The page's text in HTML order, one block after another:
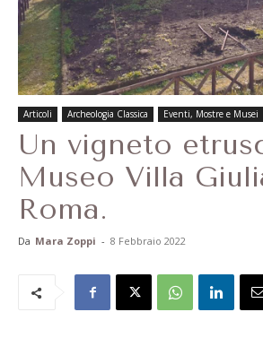
Articoli Archeologia Classica Eventi, Mostre e Musei
Un vigneto
Museo Villa
Roma.
Da Mara Zoppi - 8 Febbraio 2022